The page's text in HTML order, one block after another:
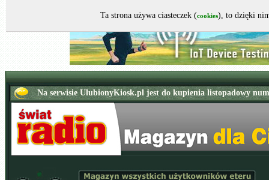
Ta strona używa ciasteczek (cookies), to dzięki